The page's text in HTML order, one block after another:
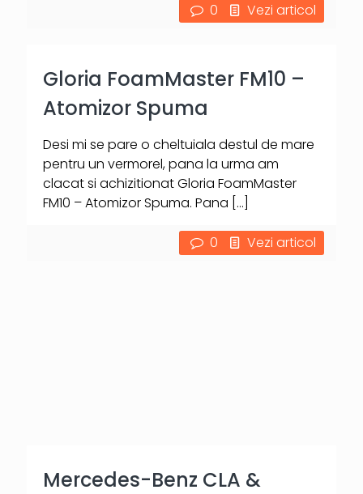
0 Vezi articol
Gloria FoamMaster FM10 –
Atomizor Spuma
Desi mi se pare o cheltuiala destul de mare
pentru un vermorel, pana la urma am
clacat si achizitionat Gloria FoamMaster
FM10 – Atomizor Spuma. Pana […]
0 Vezi articol
Mercedes-Benz CLA &